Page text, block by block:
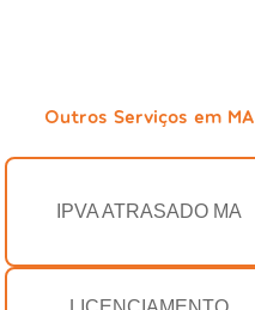
Outros Serviços em MA
IPVA ATRASADO MA